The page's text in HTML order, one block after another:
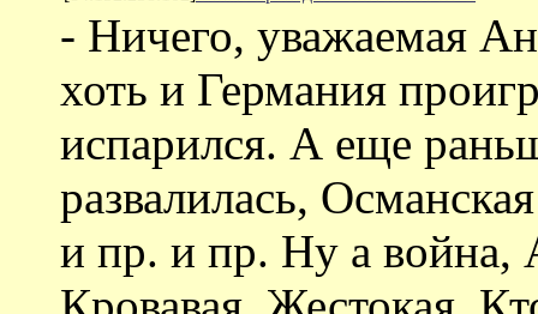
- Ничего, уважаемая
хоть и Германия
испарился. А еще
развалилась,
и пр. и пр. Ну а война,